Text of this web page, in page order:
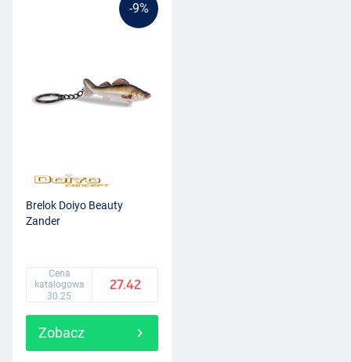
-9%
Brelok Doiyo Beauty
Zander
Cena
katalogowa
30.25
27.42
Zobacz